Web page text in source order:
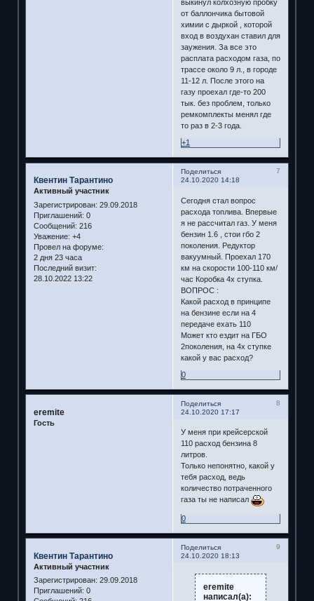
выкинул колхозную пробку
от баллончика бытовой
химии с дыркой , которой
вход в воздухан ставил для
заужения. За все это
расплата расходом газа, по
трассе около 9 л., в городе
11-12 л. После этого на
газу проехал где-то 200
тык. без проблем, только
ремкомплекты менял где
то раз в 2-3 года.
+1
Поделиться
7
24.10.2020 14:18
Квентин Тарантино
Активный участник
Зарегистрирован: 29.09.2018
Приглашений: 0
Сообщений: 216
Уважение: +4
Провел на форуме:
2 дня 23 часа
Последний визит:
28.10.2022 13:22
Сегодня стал вопрос
расхода топлива. Впервые
я не рассчитал газ. У меня
бензин 1.6 , стои гбо 2
поколения. Редуктор
вакуумный. Проехал 170
км на скорости 100-110 км/
час Коробка 4х ступка.
ВОПРОС :
Какой расход в принципе
на бензине если на 4
передаче ехать 110
Может кто ездит на ГБО
2поколения, на 4х ступке
какой у вас расход?
0
Поделиться
8
24.10.2020 17:17
eremite
Гость
У меня при крейсерской
110 расход бензина 8
литров.
Только непонятно, какой у
тебя расход, ведь
количество потраченного
газа ты не написал
0
Поделиться
9
24.10.2020 18:13
Квентин Тарантино
Активный участник
Зарегистрирован: 29.09.2018
Приглашений: 0
eremite
написал(а):